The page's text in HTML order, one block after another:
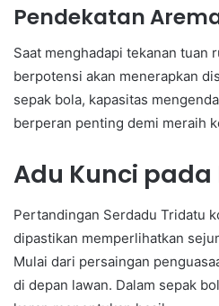
Pendekatan
Saat menghadapi tekanan tuan
berpotensi akan menerapkan
sepak bola, kapasitas
berperan penting demi meraih
Adu Kunci
Pertandingan Serdadu Tridatu
dipastikan memperlihatkan
Mulai dari persaingan
di depan lawan. Dalam sepak